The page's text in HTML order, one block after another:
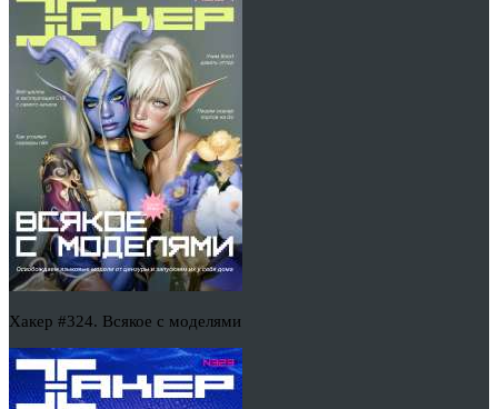
Хакер #324. Всякое с моделями